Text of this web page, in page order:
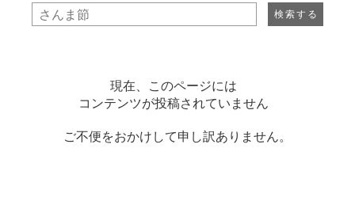
現在、このページには
コンテンツが投稿されていません
ご不便をおかけして申し訳ありません。